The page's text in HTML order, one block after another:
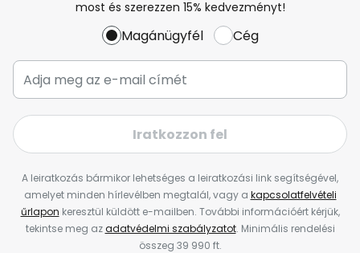
most és szerezzen 15% kedvezményt!
Magánügyfél Cég
Iratkozzon fel
A leiratkozás bármikor lehetséges a leiratkozási link segítségével,
amelyet minden hírlevélben megtalál, vagy a kapcsolatfelvételi
űrlapon keresztül küldött e-mailben. További információért kérjük,
tekintse meg azadatvédelmi szabályzatot. Minimális rendelési
összeg 39 990 ft.